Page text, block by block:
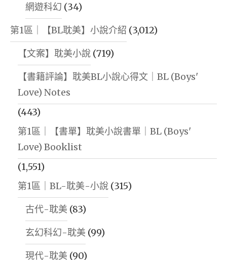
網遊科幻 (34)
第1區｜【BL耽美】小說介紹 (3,012)
【文案】耽美小說 (719)
【書籍評論】耽美BL小說心得文｜BL (Boys'
Love) Notes
(443)
第1區｜【書單】耽美小說書單｜BL (Boys'
Love) Booklist
(1,551)
第1區｜BL-耽美-小說 (315)
古代-耽美 (83)
玄幻科幻-耽美 (99)
現代-耽美 (90)